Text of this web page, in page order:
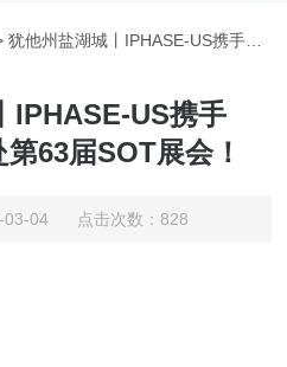
他州盐湖城丨IPHASE-US携手Novabiosis共赴第63届SOT展会！
IPHASE-US携手
63届SOT展会！
03-04 点击次数：828